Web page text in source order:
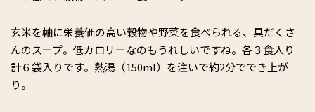
玄米を軸に栄養価の高い穀物や野菜を食べられる、具だくさ
んのスープ。低カロリーなのもうれしいですね。各３食入り
計６袋入りです。熱湯（150ml）を注いで約2分ででき上が
り。